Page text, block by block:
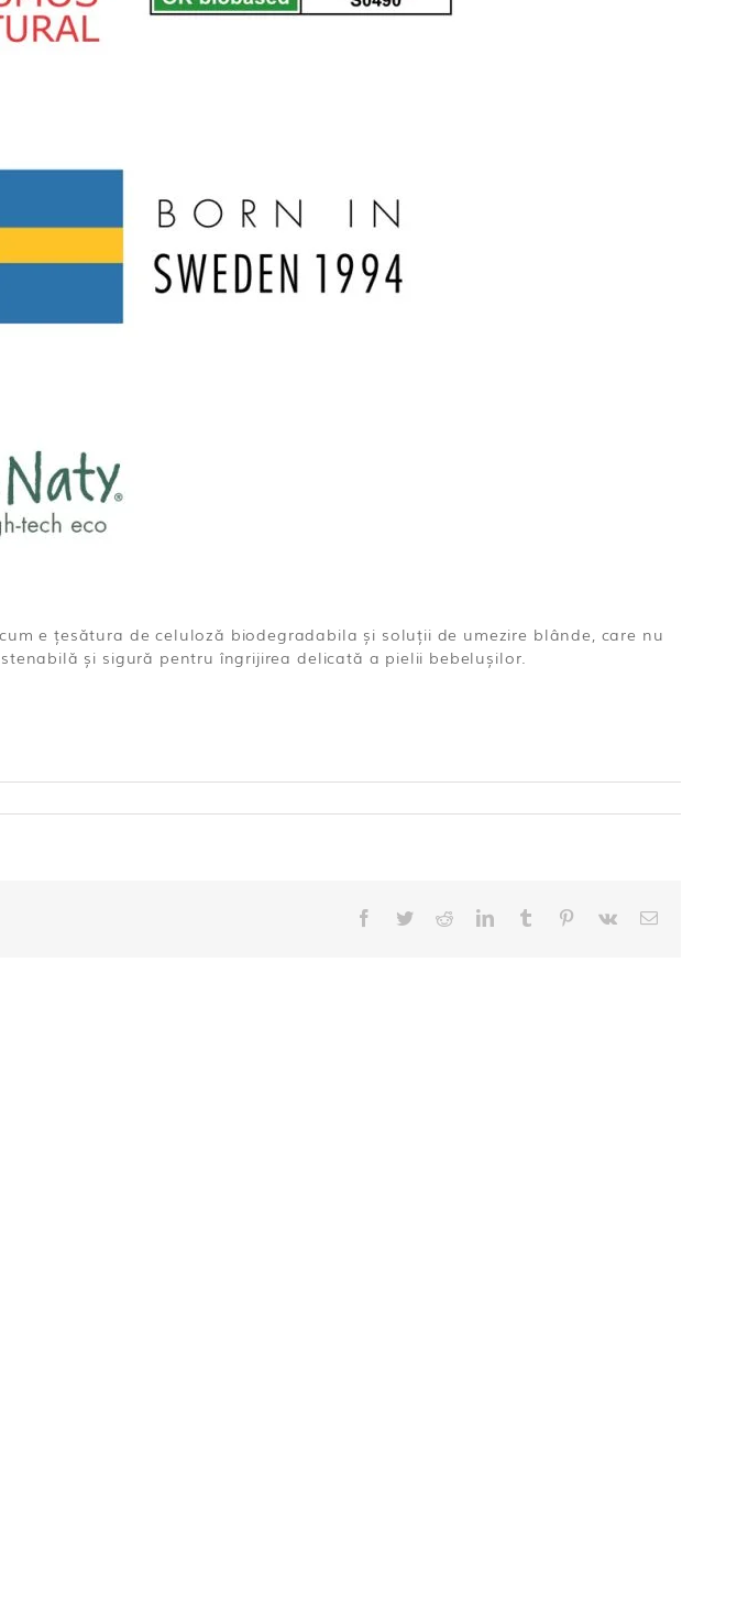
e țesătura de celuloză biodegradabila și soluții de umezire blânde, care nu
și sigură pentru îngrijirea delicată a pielii bebelușilor.
Facebook
TwitterReddit LinkedIn
TumblrPinterest
Vk
E-